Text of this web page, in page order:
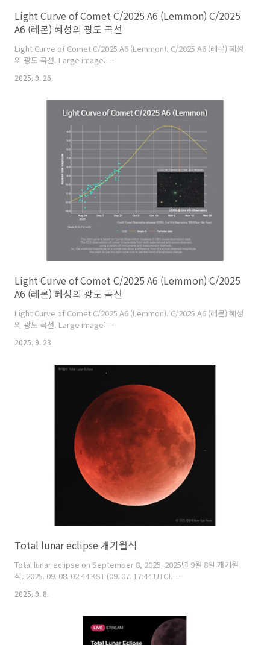
Light Curve of Comet C/2025 A6 (Lemmon) C/2025
A6 (레몬) 혜성의 광도 곡선
Light Curve of Comet C/2025 A6 (Lemmon). C/2025 A6 (레몬) 혜성
의 광도 곡선. Large image:
A6 혜성은 10월 29일 (KST) 전후로 3~4등급까지 밝아질 것으로 예상합
다. 현재 살쾡이자리에 있으며, 10월에 작은사자자리와 큰곰자리쪽으로
이동합니다. Comet C/2025 A6 is expected to brighten to
magnitude 3 or 4 around October 29 (KST). In Sou..
2025. 9. 26.
Light Curve of Comet C/2025 A6 (Lemmon) C/2025
A6 (레몬) 혜성의 광도 곡선
Light Curve of Comet C/2025 A6 (Lemmon). C/2025 A6 (레몬) 혜성
의 광도 곡선. Large image:
view=1&day=25&month=09&year=2025 C/2025 A6 혜성은 10월 29
9월 23일 기준으로 새벽 1시 이후부터 관측 가능합니다. 현재 살쾡이자
리에 있으며, 10월에 작은사자자리와 큰곰자리쪽으로 이동합니다.
Comet C/2025 A6 is expected to ..
2025. 9. 23.
Total lunar eclipse 개기월식
Total lunar eclipse on September 8, 2025. 2025년 9월 8일 개기월
식. 2025. 09. 08. 02:44 KST (09. 07. 17:44 UTC).
름 속에서 촬영한 달. The moon taken under cloudy conditions.
범석). All rights reserved.
2025. 9. 8.